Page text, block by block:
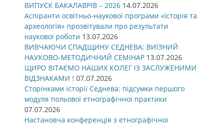
ВИПУСК БАКАЛАВРІВ – 2026 14.07.2026
Аспіранти освітньо-наукової програми «Історія та
археологія» прозвітували про результати
наукової роботи 13.07.2026
ВИВЧАЮЧИ СПАДЩИНУ СЕДНЕВА: ВИЇЗНИЙ
НАУКОВО-МЕТОДИЧНИЙ СЕМІНАР 13.07.2026
ЩИРО ВІТАЄМО НАШИХ КОЛЕГ ІЗ ЗАСЛУЖЕНИМИ
ВІДЗНАКАМИ ! 07.07.2026
Сторінками історії Седнева: підсумки першого
модуля польової етнографічної практики
07.07.2026
Настановча конференція з етнографічної